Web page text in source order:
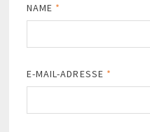
NAME *
E-MAIL-ADRESSE *